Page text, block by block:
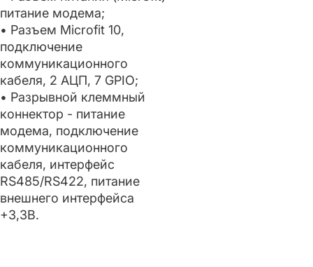
питание модема;
• Разъем Microfit 10,
подключение
коммуникационного
кабеля, 2 АЦП, 7 GPIO;
• Разрывной клеммный
коннектор - питание
модема, подключение
коммуникационного
кабеля, интерфейс
RS485/RS422, питание
внешнего интерфейса
+3,3В.